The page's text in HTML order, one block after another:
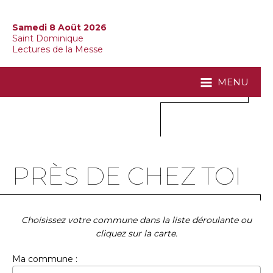
Samedi 8 Août 2026
Saint Dominique
Lectures de la Messe
MENU
PRÈS DE CHEZ TOI
Choisissez votre commune dans la liste déroulante ou
cliquez sur la carte.
Ma commune :